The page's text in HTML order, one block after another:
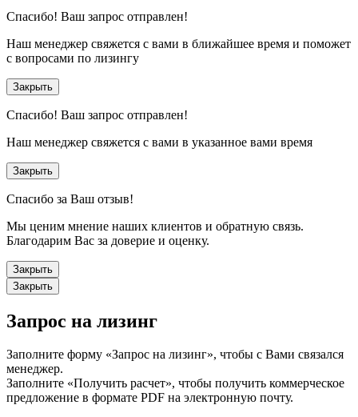
Спасибо! Ваш запрос отправлен!
Наш менеджер свяжется с вами в ближайшее время и поможет
с вопросами по лизингу
Закрыть
Спасибо! Ваш запрос отправлен!
Наш менеджер свяжется с вами в указанное вами время
Закрыть
Спасибо за Ваш отзыв!
Мы ценим мнение наших клиентов и обратную связь.
Благодарим Вас за доверие и оценку.
Закрыть
Закрыть
Запрос на лизинг
Заполните форму «Запрос на лизинг», чтобы с Вами связался
менеджер.
Заполните «Получить расчет», чтобы получить коммерческое
предложение в формате PDF на электронную почту.